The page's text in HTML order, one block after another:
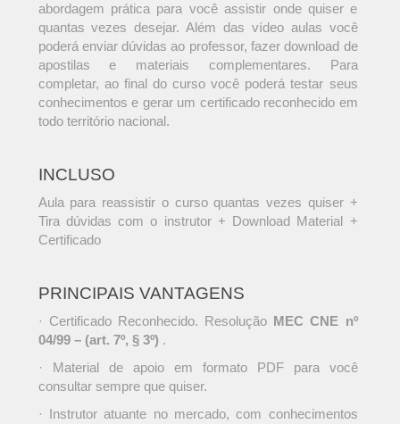
abordagem prática para você assistir onde quiser e
quantas vezes desejar. Além das vídeo aulas você
poderá enviar dúvidas ao professor, fazer download de
apostilas e materiais complementares. Para
completar, ao final do curso você poderá testar seus
conhecimentos e gerar um certificado reconhecido em
todo território nacional.
INCLUSO
Aula para reassistir o curso quantas vezes quiser +
Tira dúvidas com o instrutor + Download Material +
Certificado
PRINCIPAIS VANTAGENS
· Certificado Reconhecido. Resolução MEC CNE nº
04/99 – (art. 7º, § 3º) .
· Material de apoio em formato PDF para você
consultar sempre que quiser.
· Instrutor atuante no mercado, com conhecimentos